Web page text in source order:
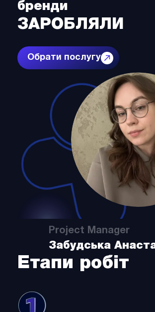
Project Manager
Забудська
бренди
ЗАРОБЛЯЛИ
Обрати послугу
Етапи робіт